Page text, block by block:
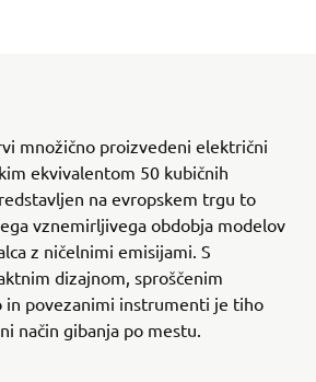
množično proizvedeni električni
ekvivalentom 50 kubičnih
na evropskem trgu to
vznemirljivega obdobja modelov
z ničelnimi emisijami. S
dizajnom, sproščenim
in povezanimi instrumenti je tiho
način gibanja po mestu.